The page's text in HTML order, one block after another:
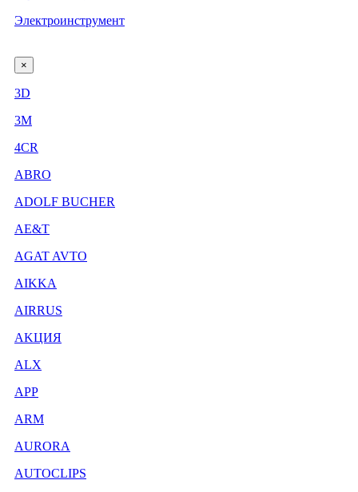
Электроинструмент
×
3D
3М
4CR
ABRO
ADOLF BUCHER
AE&T
AGAT AVTO
AIKKA
AIRRUS
AKЦИЯ
ALX
APP
ARM
AURORA
AUTOCLIPS